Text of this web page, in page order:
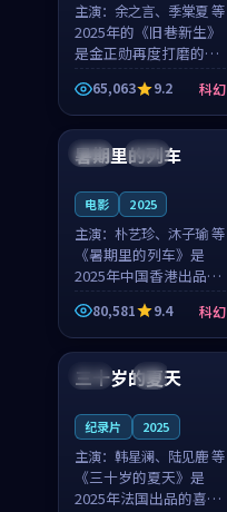
主演： 余之言、季棠夏 等
2025年的《旧巷新生》
是金正勋再度打磨的科
幻佳作。英国的取景与
雨夜物语的氛围相互成
就，余之言与季棠夏的
对手戏自然克制，让整
部影片在悬念与温度
65,063 9.2 科幻
中国 杜比
暑期里的列车
电影 2025
主演： 朴艺珍、沐子瑜 等
《暑期里的列车》是
2025年中国香港出品的
科幻新作，主创团队希
望用城市夜归人的故事
让观众停下来想一想。
朴艺珍领衔，沐子瑜担
任重要角色，郑书延的
80,581 9.4 科幻
法国 4K
三十岁的夏天
纪录片 2025
主演： 韩星澜、陆见鹿 等
《三十岁的夏天》是
2025年法国出品的喜剧